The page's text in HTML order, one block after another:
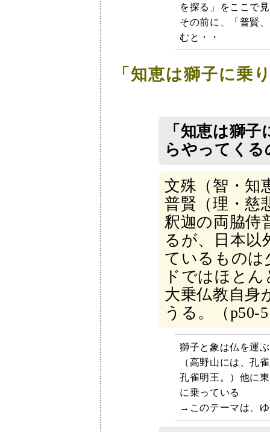
を探る」をここで
その前に、「普賢
むと・・
「知恵は獅子に乗
「知恵は獅
らやってく
文殊（智・知
普賢（理・慈
釈迦の両脇侍
るが、日本以
ているものは
ドではほと
大乗仏教自身
うる。（
獅子と象は仏を運
（高野山には、孔
孔雀明王。）他に
に乗っている
→このテーマは、